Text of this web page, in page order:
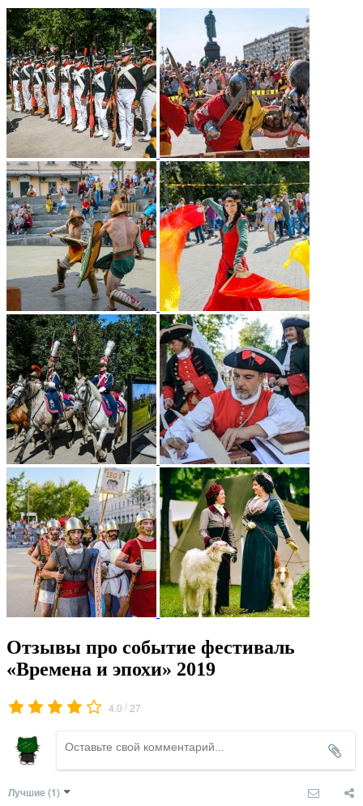
Отзывы про событие фестиваль
«Времена и эпохи» 2019
4.0 /27
Лучшие (1)